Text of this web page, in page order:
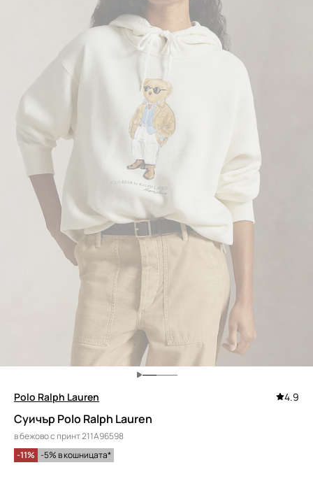
Polo Ralph Lauren 4.9
Суичър Polo Ralph Lauren
в бежово с принт 211A96598
-11% -5% в кошницата*